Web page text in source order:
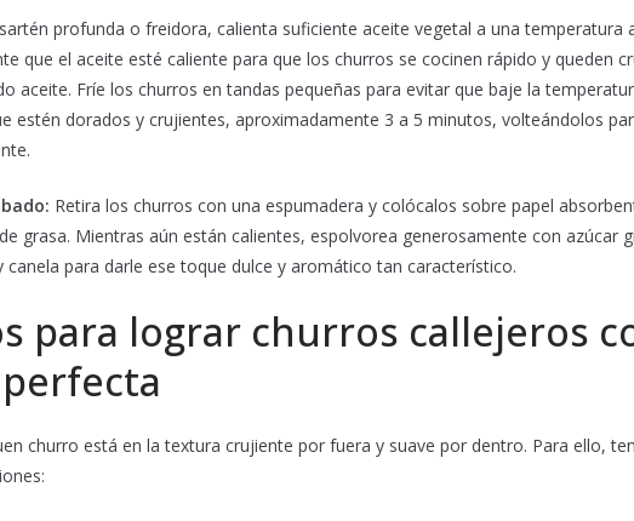
profunda o freidora, calienta suficiente aceite vegetal a una temperatura
que el aceite esté caliente para que los churros se cocinen rápido y queden
aceite. Fríe los churros en tandas pequeñas para evitar que baje la
estén dorados y crujientes, aproximadamente 3 a 5 minutos, volteándolos
Retira los churros con una espumadera y colócalos sobre papel
grasa. Mientras aún están calientes, espolvorea generosamente con azúcar
canela para darle ese toque dulce y aromático tan característico.
para lograr churros callejeros
churro está en la textura crujiente por fuera y suave por dentro. Para ello,